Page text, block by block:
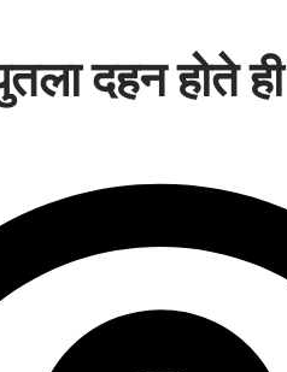
दहन होते